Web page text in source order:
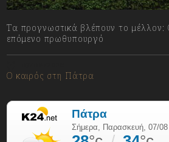
Τα προγνωστικά βλέπουν το μέλλον:
επόμενο πρωθυπουργό
Ο καιρός στη Πάτρα